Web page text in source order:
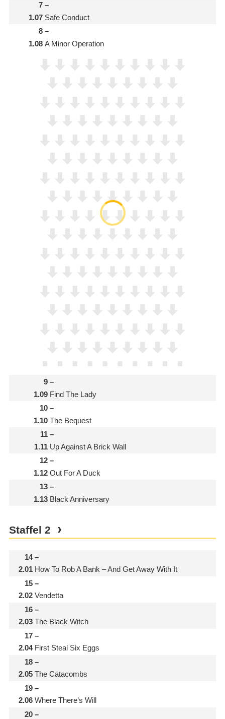
7
1.07
–
Safe Conduct
8
1.08
–
A Minor Operation
9
1.09
–
Find The Lady
10
1.10
–
The Bequest
11
1.11
–
Up Against A Brick Wall
12
1.12
–
Out For A Duck
13
1.13
–
Black Anniversary
Staffel 2
14
2.01
–
How To Rob A Bank – And Get Away With It
15
2.02
–
Vendetta
16
2.03
–
The Black Witch
17
2.04
–
First Steal Six Eggs
18
2.05
–
The Catacombs
19
2.06
–
Where There’s Will
20 –